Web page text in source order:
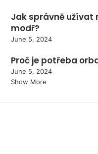
Jak správně užívat
modř?
June 5, 2024
Proč je potřeba
June 5, 2024
Show More